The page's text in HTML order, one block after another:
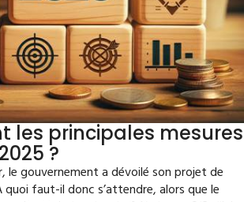
les principales mesures
?
le gouvernement a dévoilé son projet de
faut-il donc s’attendre, alors que le